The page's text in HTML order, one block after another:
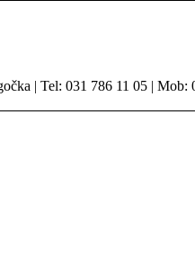
| Tel: 031 786 11 05 |